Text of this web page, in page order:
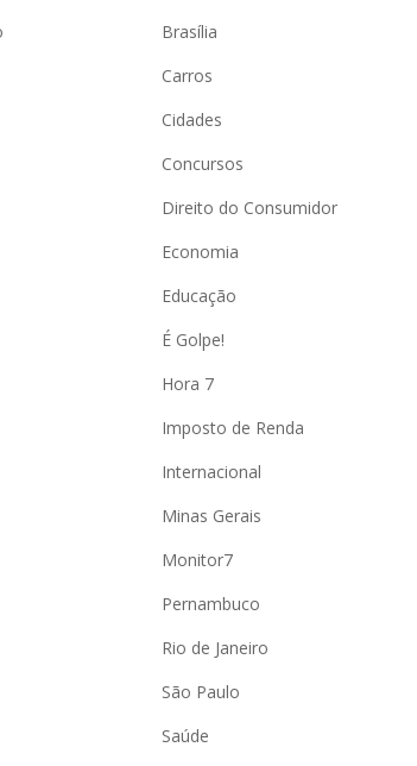
Brasília
Carros
Cidades
Concursos
Direito do Consumidor
Economia
Educação
É Golpe!
Hora 7
Imposto de Renda
Internacional
Minas Gerais
Monitor7
Pernambuco
Rio de Janeiro
São Paulo
Saúde